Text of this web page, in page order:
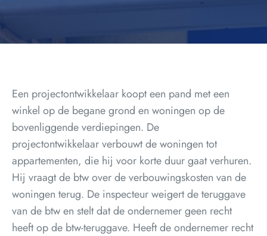
Een projectontwikkelaar koopt een pand met een
winkel op de begane grond en woningen op de
bovenliggende verdiepingen. De
projectontwikkelaar verbouwt de woningen tot
appartementen, die hij voor korte duur gaat verhuren.
Hij vraagt de btw over de verbouwingskosten van de
woningen terug. De inspecteur weigert de teruggave
van de btw en stelt dat de ondernemer geen recht
heeft op de btw-teruggave. Heeft de ondernemer recht